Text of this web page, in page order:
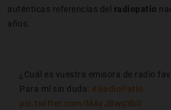
auténticas referencias del radiopatio
años.
¿Cuál es vuestra emisora de radio
Para mí sin duda: #RadioPatio
pic.twitter.com/MAyJBwq3b0